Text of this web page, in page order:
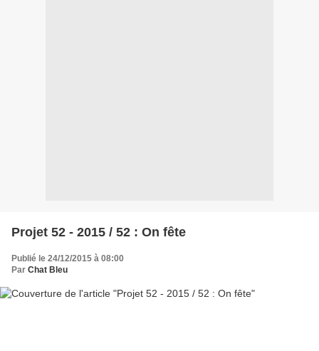
Projet 52 - 2015 / 52 : On fête
Publié le 24/12/2015 à 08:00
Par Chat Bleu